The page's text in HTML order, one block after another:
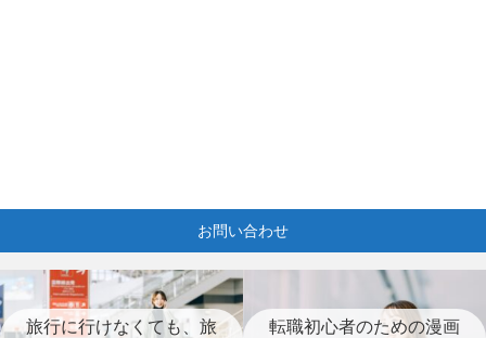
お問い合わせ
旅行に行けなくても、旅
転職初心者のための漫画